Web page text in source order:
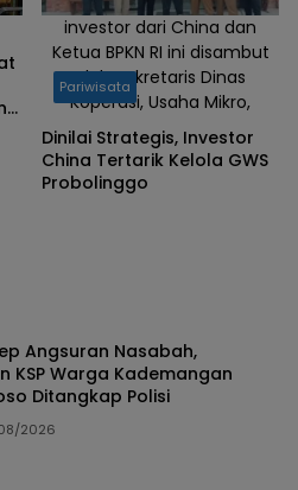
investor dari China dan
Ketua BPKN RI ini disambut
oleh Sekretaris Dinas
Koperasi, Usaha Mikro,
Pariwisata
Dinilai Strategis, Investor
China Tertarik Kelola GWS
Probolinggo
Angsuran Nasabah,
KSP Warga Kademangan
Ditangkap Polisi
2026